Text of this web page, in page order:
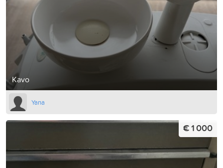
Kavo
Yana
€ 1 000